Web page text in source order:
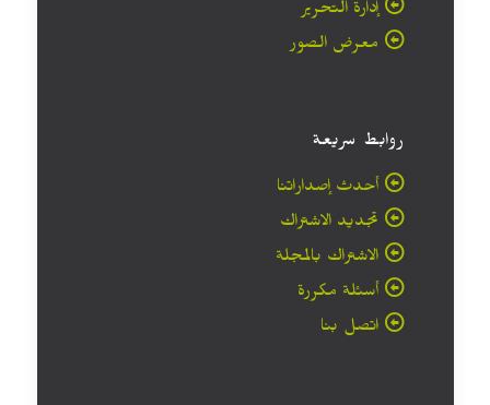
إدارة التحرير
معرض الصور
روابط سريعة
أحدث إصداراتنا
تجديد الاشتراك
الاشتراك بالمجلة
أسئلة مكررة
اتصل بنا